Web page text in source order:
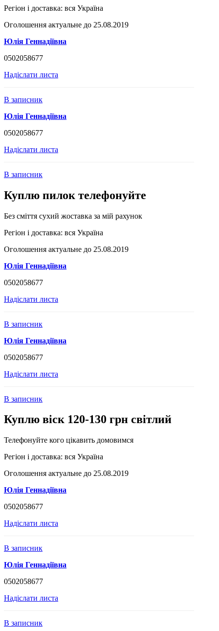
Регіон і доставка: вся Україна
Оголошення актуальне до 25.08.2019
Юлія Геннадіївна
0502058677
Надіслати листа
В записник
Юлія Геннадіївна
0502058677
Надіслати листа
В записник
Куплю пилок телефонуйте
Без сміття сухий жоставка за мій рахунок
Регіон і доставка: вся Україна
Оголошення актуальне до 25.08.2019
Юлія Геннадіївна
0502058677
Надіслати листа
В записник
Юлія Геннадіївна
0502058677
Надіслати листа
В записник
Куплю віск 120-130 грн світлий
Телефонуйте кого цікавить домовимся
Регіон і доставка: вся Україна
Оголошення актуальне до 25.08.2019
Юлія Геннадіївна
0502058677
Надіслати листа
В записник
Юлія Геннадіївна
0502058677
Надіслати листа
В записник